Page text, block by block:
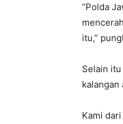
“Polda
itu,”
Selain
Kami